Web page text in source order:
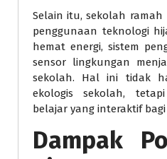
Selain itu, sekolah
penggunaan teknologi
hemat energi, sistem
sensor lingkungan
sekolah. Hal ini tidak
ekologis sekolah,
belajar yang interaktif bagi
Dampak